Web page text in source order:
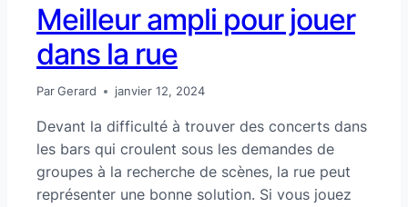
Meilleur ampli pour jouer
dans la rue
Par Gerard janvier 12, 2024
Devant la difficulté à trouver des concerts dans
les bars qui croulent sous les demandes de
groupes à la recherche de scènes, la rue peut
représenter une bonne solution. Si vous jouez